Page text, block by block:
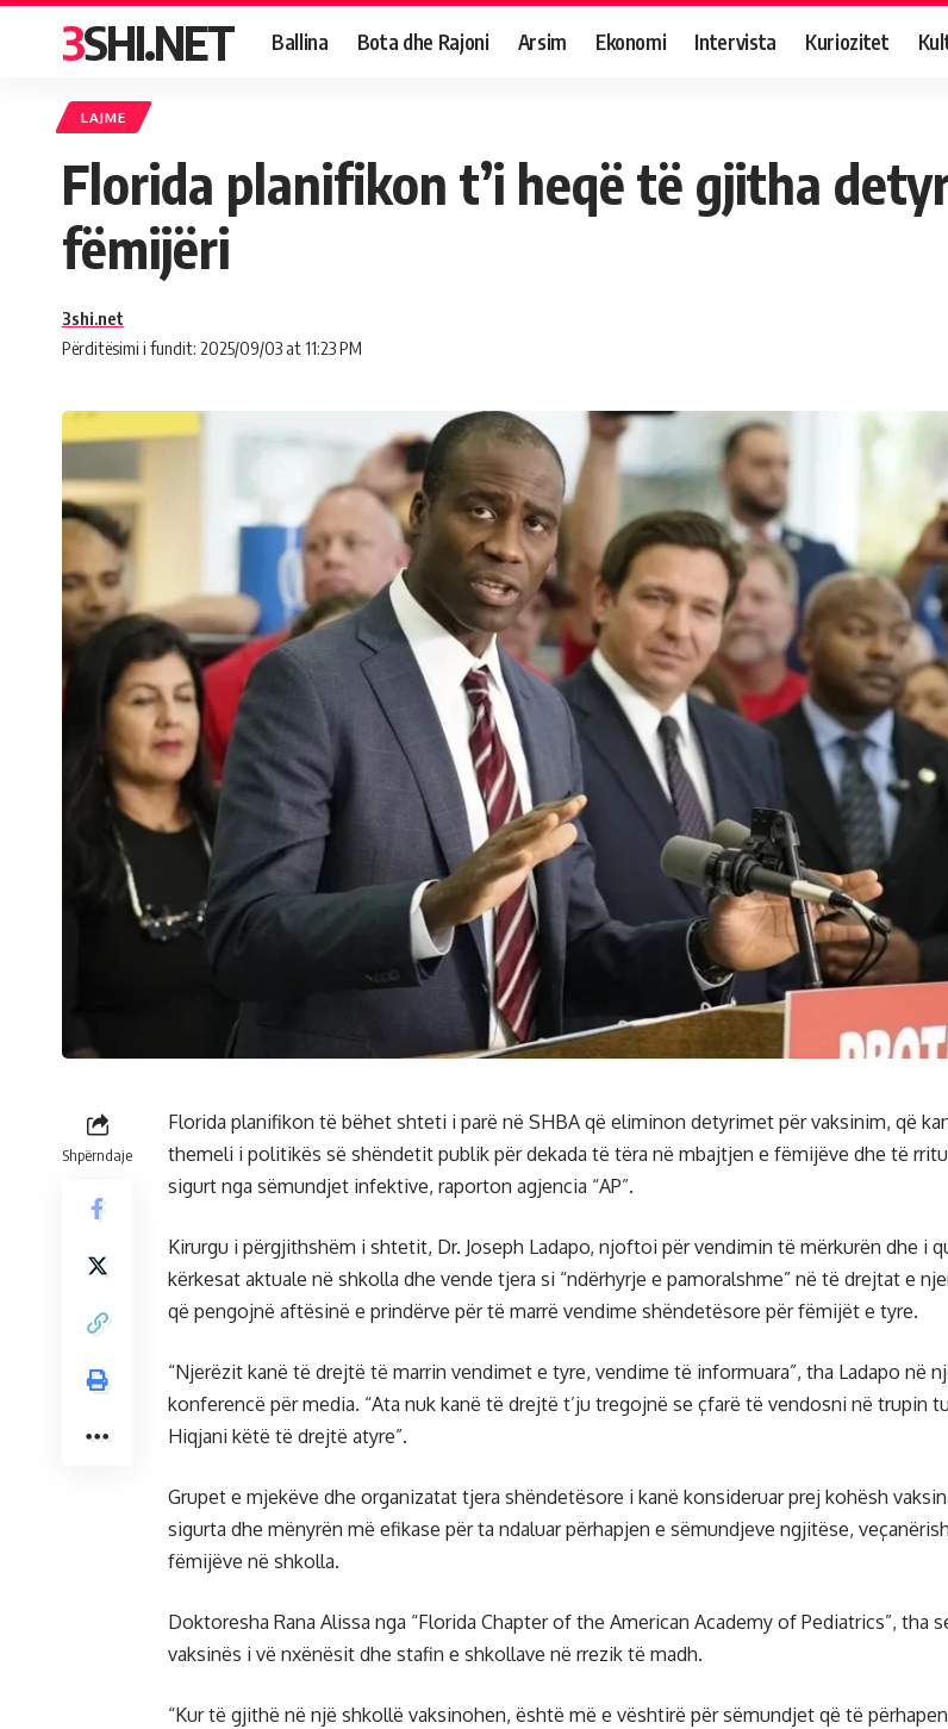
3SHI.NET Ballina Bota dhe Rajoni Arsim Ekonomi Intervista Kuriozitet
LAJME
Florida planifikon t’i heqë të gjitha
fëmijëri
Përditësimi i fundit: 2025/09/03 at 11:23 PM
3shi.net
Shpërndaje
Florida planifikon të bëhet shteti i parë në SHBA që eliminon detyrimet për vaksinim, që
themeli i politikës së shëndetit publik për dekada të tëra në mbajtjen e fëmijëve dhe të
sigurt nga sëmundjet infektive, raporton agjencia “AP”.
Kirurgu i përgjithshëm i shtetit, Dr. Joseph Ladapo, njoftoi për vendimin të mërkurën dhe i
kërkesat aktuale në shkolla dhe vende tjera si “ndërhyrje e pamoralshme” në të drejtat e
që pengojnë aftësinë e prindërve për të marrë vendime shëndetësore për fëmijët e tyre.
“Njerëzit kanë të drejtë të marrin vendimet e tyre, vendime të informuara”, tha Ladapo në
konferencë për media. “Ata nuk kanë të drejtë t’ju tregojnë se çfarë të vendosni në trupin
Hiqjani këtë të drejtë atyre”.
Grupet e mjekëve dhe organizatat tjera shëndetësore i kanë konsideruar prej kohësh
sigurta dhe mënyrën më efikase për ta ndaluar përhapjen e sëmundjeve ngjitëse,
fëmijëve në shkolla.
Doktoresha Rana Alissa nga “Florida Chapter of the American Academy of Pediatrics”, tha
vaksinës i vë nxënësit dhe stafin e shkollave në rrezik të madh.
“Kur të gjithë në një shkollë vaksinohen, është më e vështirë për sëmundjet që të